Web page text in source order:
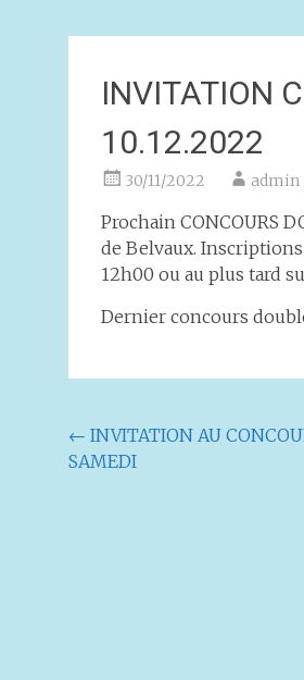
INVITATION
10.12.2022
30/11/2022 admin
Prochain CONCOURS
de Belvaux.
12h00 ou au plus tard
Dernier concours
Navigation
de
← INVITATION AU
SAMEDI